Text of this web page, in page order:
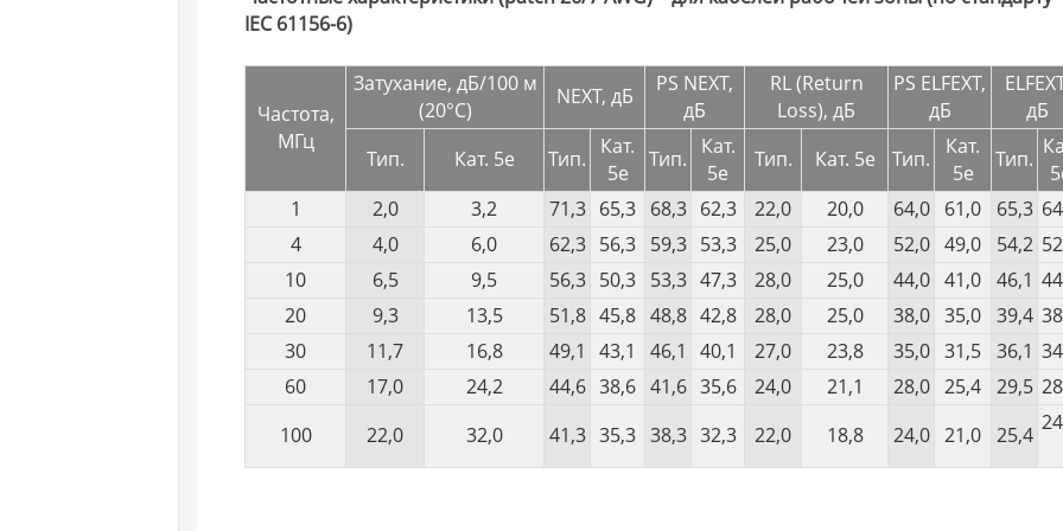
IEC 61156-6)
Частота,
МГц
Затухание, дБ/100 м
(20°C)
NEXT, дБ
PS NEXT,
дБ
RL (Return
Loss), дБ
PS ELFEXT,
дБ
дБ
Тип.
Кат. 5e Тип.
Кат.
5e
Тип.
Кат.
5e
Тип. Кат. 5e Тип.
Кат.
5e
Тип.
1
2,0 3,2 71,3 65,3 68,3 62,3 22,0 20,0 64,0 61,0 65,3
4
4,0 6,0 62,3 56,3 59,3 53,3 25,0 23,0 52,0 49,0 54,2
10
6,5 9,5 56,3 50,3 53,3 47,3 28,0 25,0 44,0 41,0 46,1
20
9,3 13,5 51,8 45,8 48,8 42,8 28,0 25,0 38,0 35,0 39,4
30
11,7 16,8 49,1 43,1 46,1 40,1 27,0 23,8 35,0 31,5 36,1
60
17,0 24,2 44,6 38,6 41,6 35,6 24,0 21,1 28,0 25,4 29,5
100
22,0 32,0 41,3 35,3 38,3 32,3 22,0 18,8 24,0 21,0 25,4